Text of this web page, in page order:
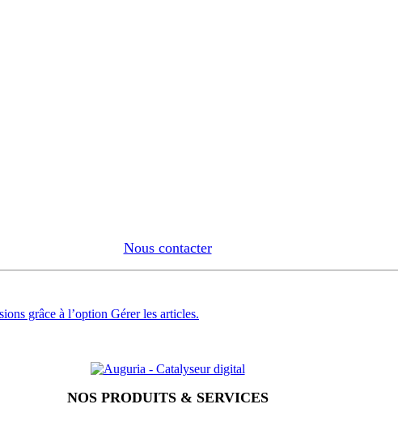
Nous contacter
grâce à l’option Gérer les articles.
NOS PRODUITS & SERVICES